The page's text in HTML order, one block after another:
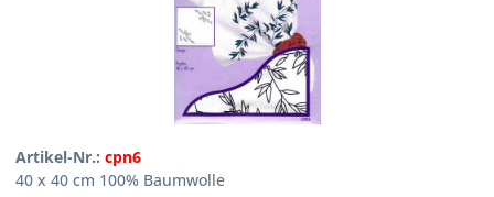
Artikel-Nr.:cpn6
40 x 40 cm 100% Baumwolle